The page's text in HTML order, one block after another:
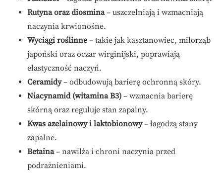
Rutyna oraz diosmina– uszczelniają i wzmacniają
naczynia krwionośne.
Wyciągi roślinne – takie jak kasztanowiec, miłorząb
japoński oraz oczar wirginijski, poprawiają
elastyczność naczyń.
Ceramidy– odbudowują barierę ochronną skóry.
Niacynamid (witamina B3) – wzmacnia barierę
skórną oraz reguluje stan zapalny.
Kwas azelainowy i laktobionowy– łagodzą stany
zapalne.
Betaina– nawilża i chroni naczynia przed
podrażnieniami.